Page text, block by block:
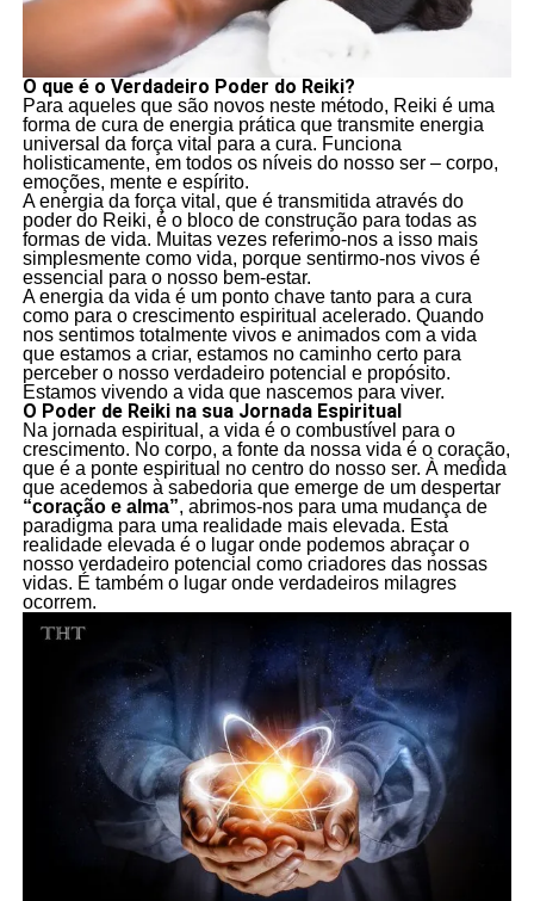
O que é o Verdadeiro Poder do Reiki?
Para aqueles que são novos neste método, Reiki é uma
forma de cura de energia prática que transmite energia
universal da força vital para a cura. Funciona
holisticamente, em todos os níveis do nosso ser – corpo,
emoções, mente e espírito.
A energia da força vital, que é transmitida através do
poder do Reiki, é o bloco de construção para todas as
formas de vida. Muitas vezes referimo-nos a isso mais
simplesmente como vida, porque sentirmo-nos vivos é
essencial para o nosso bem-estar.
A energia da vida é um ponto chave tanto para a cura
como para o crescimento espiritual acelerado. Quando
nos sentimos totalmente vivos e animados com a vida
que estamos a criar, estamos no caminho certo para
perceber o nosso verdadeiro potencial e propósito.
Estamos vivendo a vida que nascemos para viver.
O Poder de Reiki na sua Jornada Espiritual
Na jornada espiritual, a vida é o combustível para o
crescimento. No corpo, a fonte da nossa vida é o coração,
que é a ponte espiritual no centro do nosso ser. À medida
que acedemos à sabedoria que emerge de um despertar
“coração e alma”, abrimos-nos para uma mudança de
paradigma para uma realidade mais elevada. Esta
realidade elevada é o lugar onde podemos abraçar o
nosso verdadeiro potencial como criadores das nossas
vidas. É também o lugar onde verdadeiros milagres
ocorrem.